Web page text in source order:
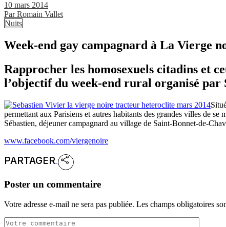
10 mars 2014
ParRomain Vallet
Nuits
Week-end gay campagnard à La Vierge
Rapprocher les homosexuels citadins et
l’objectif du week-end rural organisé
permettant aux Parisiens et autres habitants des grandes villes de
Sébastien, déjeuner campagnard au village de Saint-Bonnet-de-
www.facebook.com/viergenoire
PARTAGER
Poster un commentaire
Votre adresse e-mail ne sera pas publiée. Les champs obligatoires